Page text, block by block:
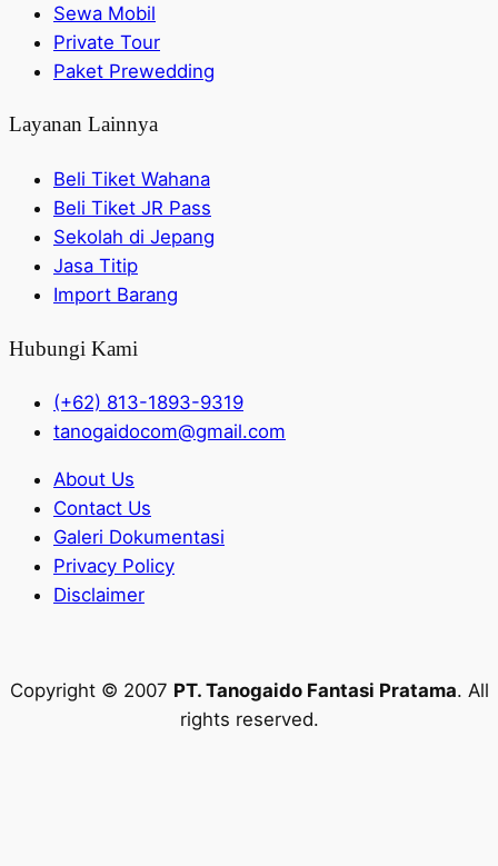
Sewa Mobil
Private Tour
Paket Prewedding
Layanan Lainnya
Beli Tiket Wahana
Beli Tiket JR Pass
Sekolah di Jepang
Jasa Titip
Import Barang
Hubungi Kami
(+62) 813-1893-9319
tanogaidocom@gmail.com
About Us
Contact Us
Galeri Dokumentasi
Privacy Policy
Disclaimer
Copyright © 2007 PT. Tanogaido Fantasi Pratama. All
rights reserved.